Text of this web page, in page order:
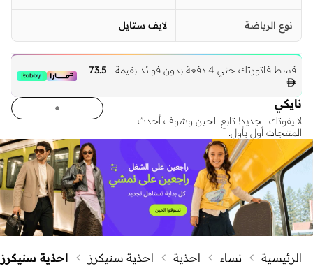
نوع الرياضة لايف ستايل
قسط فاتورتك حتي 4 دفعة بدون فوائد بقيمة
73.5

نايكي
لا يفوتك الجديد! تابع الحين وشوف أحدث
المنتجات أول بأول.
الرئيسية نساء احذية احذية سنيكرز احذية